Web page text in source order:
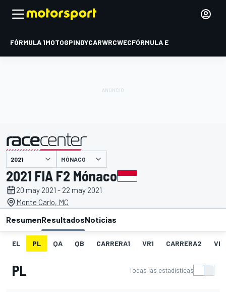
FÓRMULA 1MOTOGPINDYCARWRCWECFÓRMULA E
presentado por MÓNACO
2021 FIA F2 Mónaco
20 may 2021 - 22 may 2021
Monte Carlo, MC
ResumenResultadosNoticias
EL PL QA QB CARRERA1 VR1 CARRERA2
PL Todas las estadísticas